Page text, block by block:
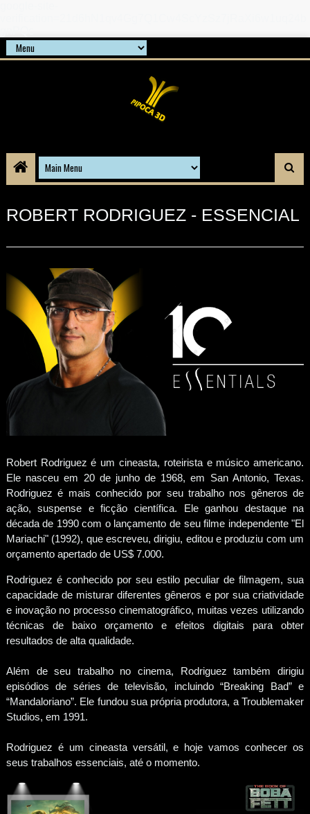
ROBERT RODRIGUEZ - ESSENCIAL
Robert Rodriguez é um cineasta, roteirista e músico americano.
Ele nasceu em 20 de junho de 1968, em San Antonio, Texas.
Rodriguez é mais conhecido por seu trabalho nos gêneros de
ação, suspense e ficção científica. Ele ganhou destaque na
década de 1990 com o lançamento de seu filme independente "El
Mariachi" (1992), que escreveu, dirigiu, editou e produziu com um
orçamento apertado de US$ 7.000.
Rodriguez é conhecido por seu estilo peculiar de filmagem, sua
capacidade de misturar diferentes gêneros e por sua criatividade
e inovação no processo cinematográfico, muitas vezes utilizando
técnicas de baixo orçamento e efeitos digitais para obter
resultados de alta qualidade.
Além de seu trabalho no cinema, Rodriguez também dirigiu
episódios de séries de televisão, incluindo “Breaking Bad” e
“Mandaloriano”. Ele fundou sua própria produtora, a Troublemaker
Studios, em 1991.
Rodriguez é um cineasta versátil, e hoje vamos conhecer os
seus trabalhos essenciais, até o momento.